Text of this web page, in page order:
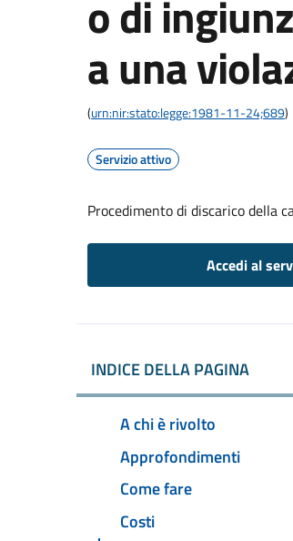
o di
a una
(urn:nir:stato:legge:1981-11-24;689)
Servizio attivo
Procedimento di discarico della
Accedi al
INDICE DELLA PAGINA
A chi è rivolto
Approfondimenti
Come fare
Costi